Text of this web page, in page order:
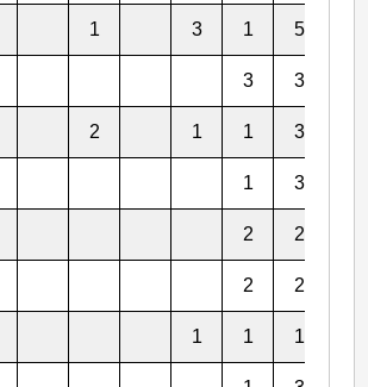
1 3 1 5
3 3
2 1 1 3
1 3
2 2
2 2
1 1 1